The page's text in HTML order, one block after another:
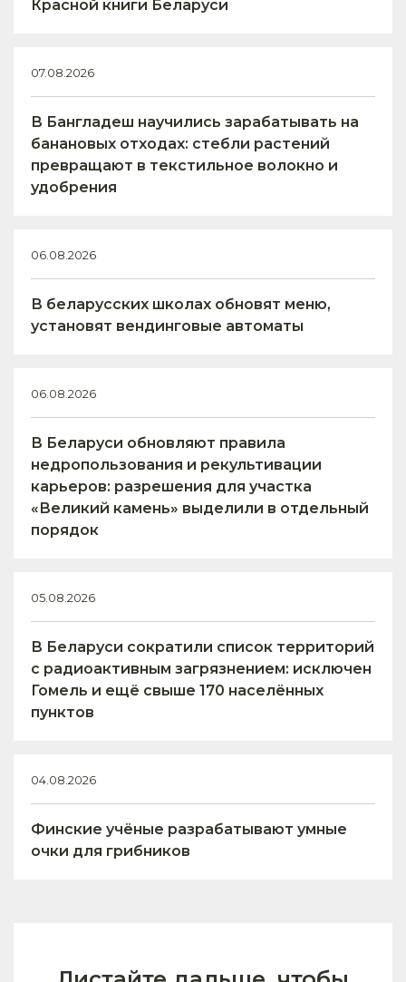
Красной книги Беларуси
07.08.2026
В Бангладеш научились зарабатывать на
банановых отходах: стебли растений
превращают в текстильное волокно и
удобрения
06.08.2026
В беларусских школах обновят меню,
установят вендинговые автоматы
06.08.2026
В Беларуси обновляют правила
недропользования и рекультивации
карьеров: разрешения для участка
«Великий камень» выделили в отдельный
порядок
05.08.2026
В Беларуси сократили список территорий
с радиоактивным загрязнением: исключен
Гомель и ещё свыше 170 населённых
пунктов
04.08.2026
Финские учёные разрабатывают умные
очки для грибников